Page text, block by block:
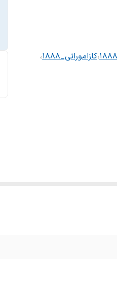
،کازاموراتی_1888
،